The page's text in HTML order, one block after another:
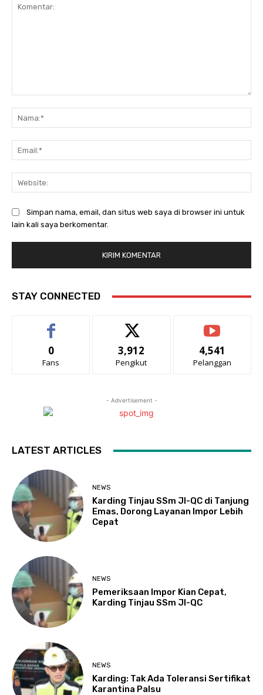
Simpan nama, email, dan situs web saya di browser ini untuk
lain kali saya berkomentar.
STAY CONNECTED
0
Fans
3,912
Pengikut
4,541
Pelanggan
- Advertisement -
LATEST ARTICLES
NEWS
Karding Tinjau SSm JI-QC di Tanjung
Emas, Dorong Layanan Impor Lebih
Cepat
NEWS
Pemeriksaan Impor Kian Cepat,
Karding Tinjau SSm JI-QC
NEWS
Karding: Tak Ada Toleransi Sertifikat
Karantina Palsu